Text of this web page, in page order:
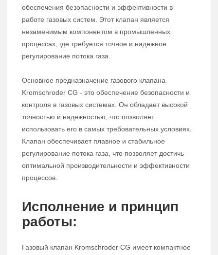
обеспечения безопасности и эффективности в
работе газовых систем. Этот клапан является
незаменимым компонентом в промышленных
процессах, где требуется точное и надежное
регулирование потока газа.
Основное предназначение газового клапана
Kromschroder CG - это обеспечение безопасности и
контроля в газовых системах. Он обладает высокой
точностью и надежностью, что позволяет
использовать его в самых требовательных условиях.
Клапан обеспечивает плавное и стабильное
регулирование потока газа, что позволяет достичь
оптимальной производительности и эффективности
процессов.
Исполнение и принцип
работы:
Газовый клапан Kromschroder CG имеет компактное